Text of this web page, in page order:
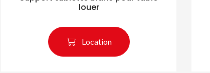
louer
Location